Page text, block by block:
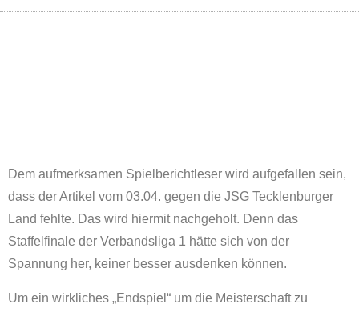
Dem aufmerksamen Spielberichtleser wird aufgefallen sein,
dass der Artikel vom 03.04. gegen die JSG Tecklenburger
Land fehlte. Das wird hiermit nachgeholt. Denn das
Staffelfinale der Verbandsliga 1 hätte sich von der
Spannung her, keiner besser ausdenken können.
Um ein wirkliches „Endspiel“ um die Meisterschaft zu